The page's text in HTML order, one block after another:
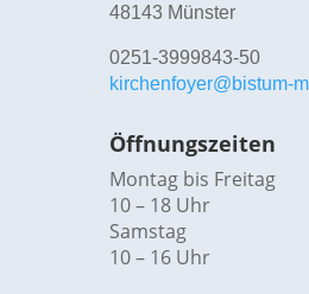
48143 Münster
0251-3999843-50
kirchenfoyer@bistum-
Öffnungszeiten
Montag bis Freitag
10 – 18 Uhr
Samstag
10 – 16 Uhr